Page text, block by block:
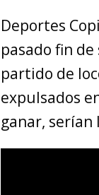
Deportes
pasado fin
partido de
expulsados
ganar,